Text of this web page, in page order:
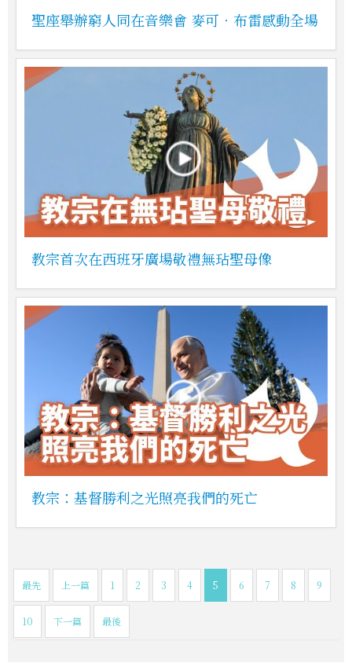
聖座舉辦窮人同在音樂會 麥可‧布雷感動全場
教宗首次在西班牙廣場敬禮無玷聖母像
教宗：基督勝利之光照亮我們的死亡
最先 上一篇 1 2 3 4 5 6 7 8 9
10 下一篇 最後